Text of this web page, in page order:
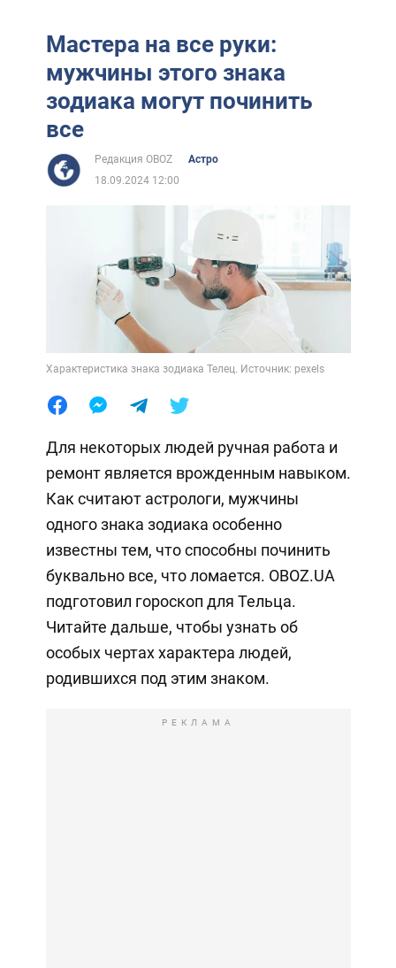
Мастера на все руки:
мужчины этого знака
зодиака могут починить
все
Редакция OBOZ
Астро
18.09.2024 12:00
Характеристика знака зодиака Телец. Источник: pexels
Для некоторых людей ручная работа и
ремонт является врожденным навыком.
Как считают астрологи, мужчины
одного знака зодиака особенно
известны тем, что способны починить
буквально все, что ломается. OBOZ.UA
подготовил гороскоп для Тельца.
Читайте дальше, чтобы узнать об
особых чертах характера людей,
родившихся под этим знаком.
РЕКЛАМА